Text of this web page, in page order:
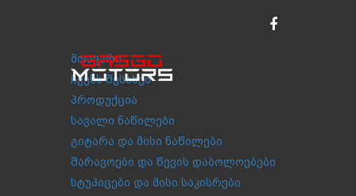
მთავარი
ჩვენს შესახებ
პროდუქცია
სავალი ნაწილები
გიტარა და მისი ნაწილები
შარავოები და წევის დაბოლოებები
სტუპიცები და მისი საკისრები